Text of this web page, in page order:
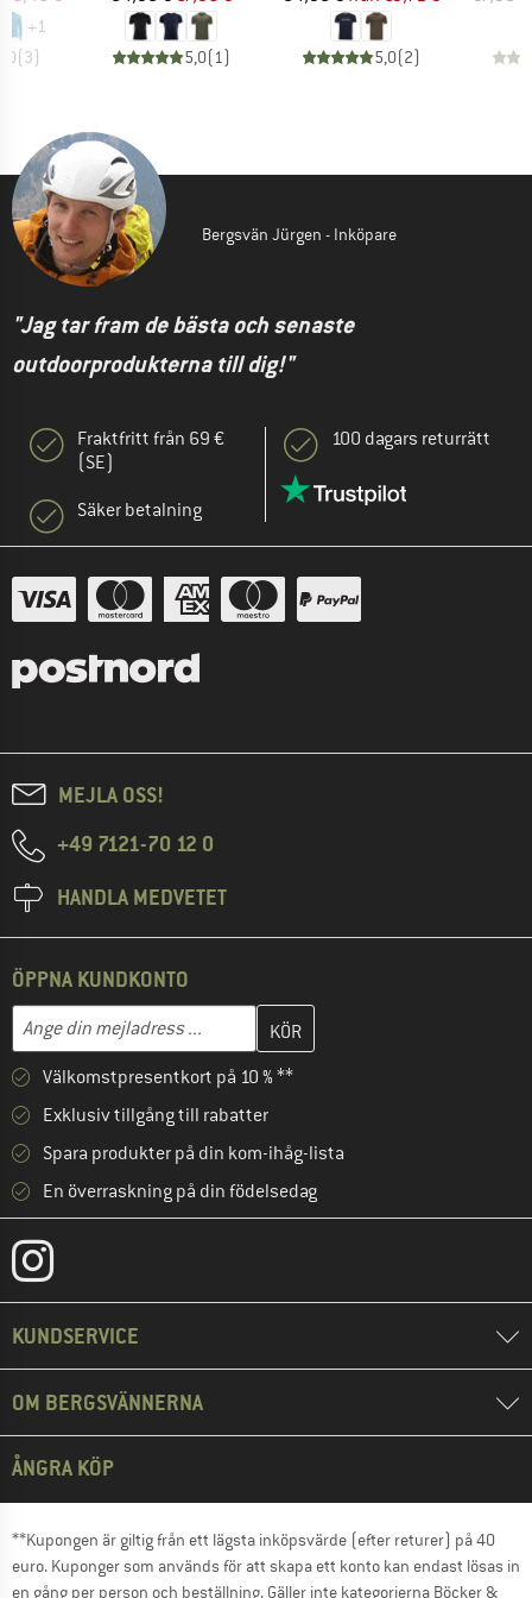
+1
(3) 5,0(1) 5,0(2)
Bergsvän Jürgen - Inköpare
"Jag tar fram de bästa och senaste
outdoorprodukterna till dig!"
Fraktfritt från 69 €
(SE)
Säker betalning
100 dagars returrätt
MEJLA OSS!
+49 7121-70 12 0
HANDLA MEDVETET
ÖPPNA KUNDKONTO
Mejladress
Skriv in din e-postadress här och skapa ditt kundkonto i nästa
Välkomstpresentkort på 10 % **
Exklusiv tillgång till rabatter
Spara produkter på din kom-ihåg-lista
En överraskning på din födelsedag
KUNDSERVICE
OM BERGSVÄNNERNA
ÅNGRA KÖP
**Kupongen är giltig från ett lägsta inköpsvärde (efter returer) på 40
euro. Kuponger som används för att skapa ett konto kan endast lösas in
en gång per person och beställning. Gäller inte kategorierna Böcker &